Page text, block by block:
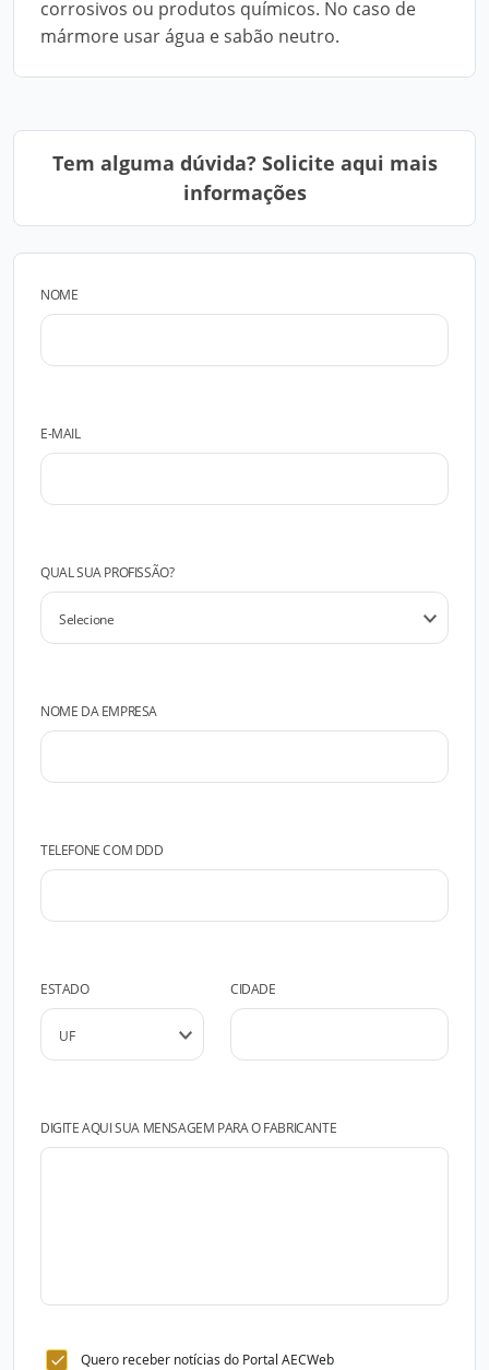
corrosivos ou produtos químicos. No caso de
mármore usar água e sabão neutro.
Tem alguma dúvida? Solicite aqui mais
informações
NOME
E-MAIL
QUAL SUA PROFISSÃO?
NOME DA EMPRESA
TELEFONE COM DDD
ESTADO CIDADE
DIGITE AQUI SUA MENSAGEM PARA O FABRICANTE
Quero receber notícias do Portal AECWeb